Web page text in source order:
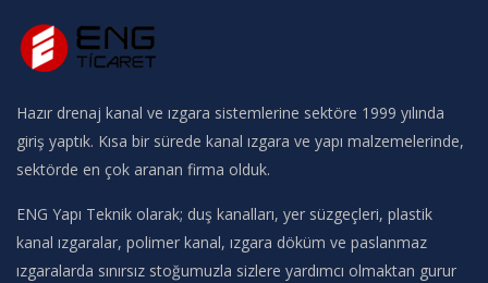
Hazır drenaj kanal ve ızgara sistemlerine sektöre 1999 yılında
giriş yaptık. Kısa bir sürede kanal ızgara ve yapı malzemelerinde,
sektörde en çok aranan firma olduk.
ENG Yapı Teknik olarak; duş kanalları, yer süzgeçleri, plastik
kanal ızgaralar, polimer kanal, ızgara döküm ve paslanmaz
ızgaralarda sınırsız stoğumuzla sizlere yardımcı olmaktan gurur